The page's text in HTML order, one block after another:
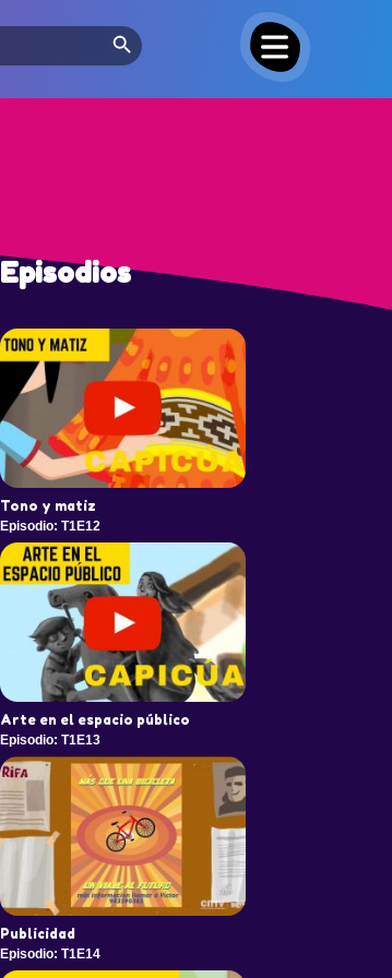
Search Button
Episodios
Tono y matiz
Episodio: T1E12
Arte en el espacio público
Episodio: T1E13
Publicidad
Episodio: T1E14